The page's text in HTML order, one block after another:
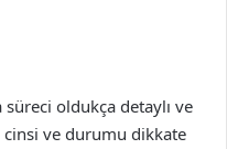
süreci oldukça detaylı ve
cinsi ve durumu dikkate